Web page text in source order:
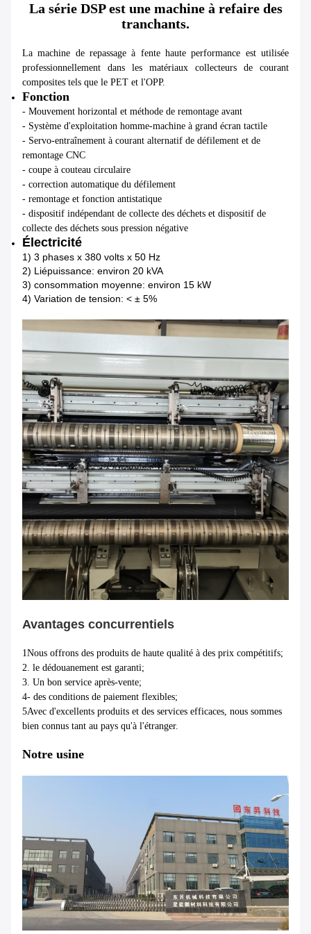
La série DSP est une machine à refaire des
tranchants.
La machine de repassage à fente haute performance est utilisée
professionnellement dans les matériaux collecteurs de courant
composites tels que le PET et l'OPP.
Fonction
- Mouvement horizontal et méthode de remontage avant
- Système d'exploitation homme-machine à grand écran tactile
- Servo-entraînement à courant alternatif de défilement et de
remontage CNC
- coupe à couteau circulaire
- correction automatique du défilement
- remontage et fonction antistatique
- dispositif indépendant de collecte des déchets et dispositif de
collecte des déchets sous pression négative
Électricité
1) 3 phases x 380 volts x 50 Hz
2) Liépuissance: environ 20 kVA
3) consommation moyenne: environ 15 kW
4) Variation de tension: < ± 5%
Avantages concurrentiels
1Nous offrons des produits de haute qualité à des prix compétitifs;
2. le dédouanement est garanti;
3. Un bon service après-vente;
4- des conditions de paiement flexibles;
5Avec d'excellents produits et des services efficaces, nous sommes
bien connus tant au pays qu'à l'étranger.
Notre usine